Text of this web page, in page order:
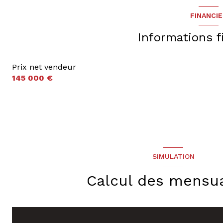
Informations
Prix net vendeur
145 000 €
SIMULATION
Calcul des